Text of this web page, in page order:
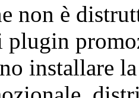
non è
plugin
installare